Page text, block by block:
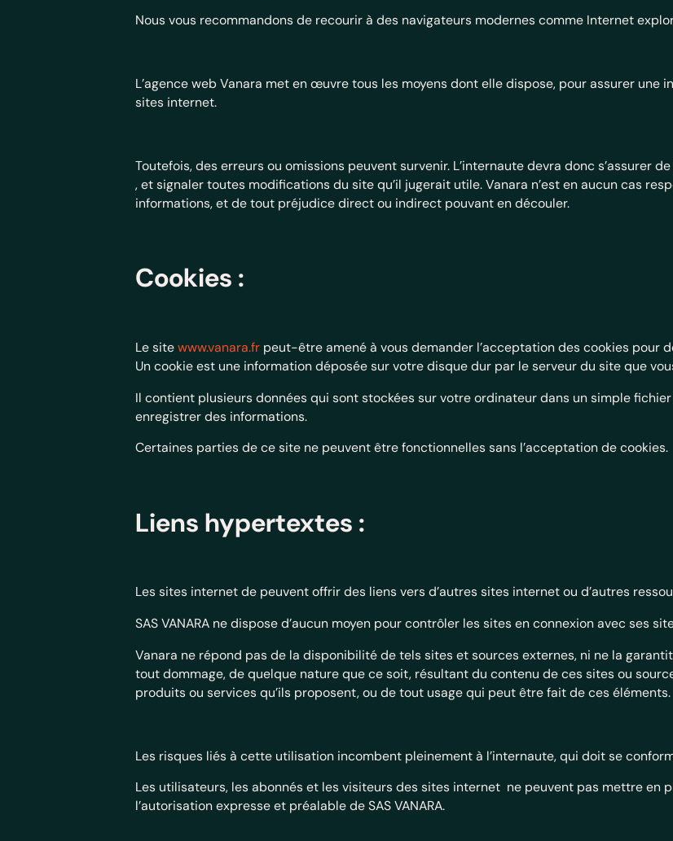
Nous vous recommandons de recourir à des navigateurs modernes comme Internet
L’agence web Vanara met en œuvre tous les moyens dont elle dispose, pour assurer une
sites internet.
Toutefois, des erreurs ou omissions peuvent survenir. L’internaute devra donc s’assurer
, et signaler toutes modifications du site qu’il jugerait utile. Vanara n’est en aucun cas
informations, et de tout préjudice direct ou indirect pouvant en découler.
Cookies :
Le sitewww.vanara.fr peut-être amené à vous demander l’acceptation des cookies pour
Un cookie est une information déposée sur votre disque dur par le serveur du site que
Il contient plusieurs données qui sont stockées sur votre ordinateur dans un simple
enregistrer des informations.
Certaines parties de ce site ne peuvent être fonctionnelles sans l’acceptation de cookies.
Liens hypertextes :
Les sites internet de peuvent offrir des liens vers d’autres sites internet ou d’autres
SAS VANARA ne dispose d’aucun moyen pour contrôler les sites en connexion avec ses
Vanara ne répond pas de la disponibilité de tels sites et sources externes, ni ne la
tout dommage, de quelque nature que ce soit, résultant du contenu de ces sites ou
produits ou services qu’ils proposent, ou de tout usage qui peut être fait de ces éléments.
Les risques liés à cette utilisation incombent pleinement à l’internaute, qui doit se
Les utilisateurs, les abonnés et les visiteurs des sites internet ne peuvent pas mettre en
l’autorisation expresse et préalable de SAS VANARA.